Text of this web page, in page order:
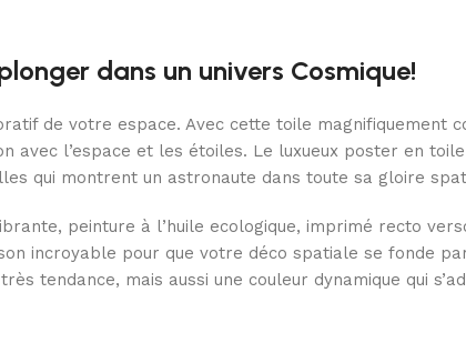
dans un univers Cosmique!
de votre espace. Avec cette toile magnifiquement
l’espace et les étoiles. Le luxueux poster en
qui montrent un astronaute dans toute sa gloire
peinture à l’huile ecologique, imprimé recto
incroyable pour que votre déco spatiale se fonde
tendance, mais aussi une couleur dynamique qui